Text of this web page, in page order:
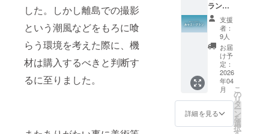
した。しかし離島での撮影
という潮風などをもろに喰
らう環境を考えた際に、機
材は購入するべきと判断す
るに至りました。
援者様
のメー
ルアド
レスに
送信予
定で
す。
（二次
配布禁
止、今
後当作
品は無
にて、
支援者
様のお
名前
（ニッ
クネー
ム）を
掲載し
ます。
・掲載
方法：
文字の
ラン】※
本編映
像URL
付き ◯
エンド
ロール
（中）&
グッズ1
点（ク
リア
ファイ
ル） ▷
エンド
ロール
支援
者：
9人
お届
け予
定：
2026
年04
月
詳細を見る
こ
の
リ
タ
ー
ン
を
選
択